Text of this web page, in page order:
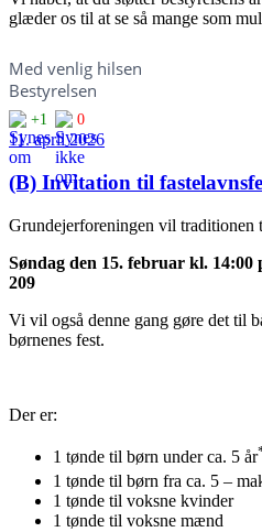
glæder os til at se så mange som
Med venlig hilsen
Bestyrelsen
+1 0
11. april 2026
(B) Invitation til
Grundejerforeningen vil traditionen
Søndag den 15. februar kl.
209
Vi vil også denne gang gøre det til
børnenes fest.
Der er:
1 tønde til børn under ca. 5 år
1 tønde til børn fra ca. 5 –
1 tønde til voksne kvinder
1 tønde til voksne mænd